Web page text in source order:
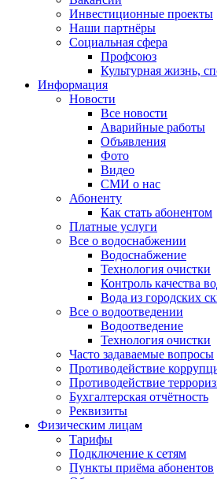
Инвестиционные проекты
Наши партнёры
Социальная сфера
Профсоюз
Культурная жизнь,
Информация
Новости
Все новости
Аварийные работы
Объявления
Фото
Видео
СМИ о нас
Абоненту
Как стать абонентом
Платные услуги
Все о водоснабжении
Водоснабжение
Технология очистки
Контроль качества
Вода из городских
Все о водоотведении
Водоотведение
Технология очистки
Часто задаваемые вопросы
Противодействие
Противодействие
Бухгалтерская отчётность
Реквизиты
Физическим лицам
Тарифы
Подключение к сетям
Пункты приёма абонентов